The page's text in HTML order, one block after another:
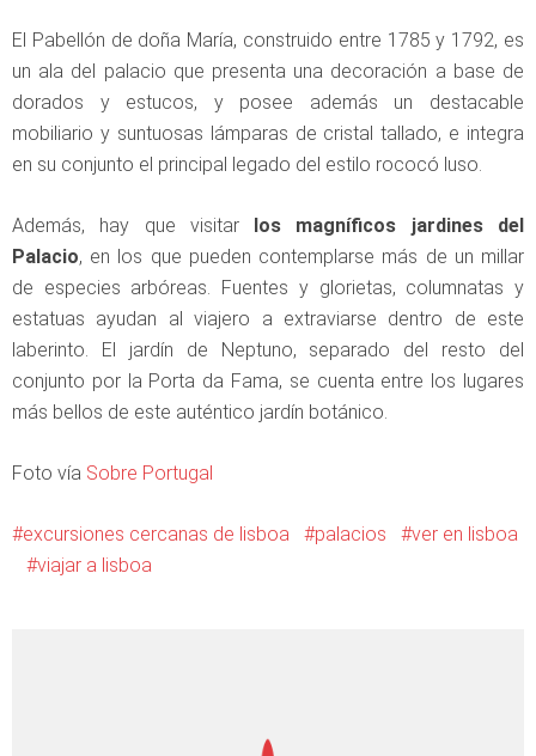
El Pabellón de doña María, construido entre 1785 y 1792, es
un ala del palacio que presenta una decoración a base de
dorados y estucos, y posee además un destacable
mobiliario y suntuosas lámparas de cristal tallado, e integra
en su conjunto el principal legado del estilo rococó luso.
Además, hay que visitar
los magníficos jardines del
Palacio, en los que pueden contemplarse más de un millar
de especies arbóreas. Fuentes y glorietas, columnatas y
estatuas ayudan al viajero a extraviarse dentro de este
laberinto. El jardín de Neptuno, separado del resto del
conjunto por la Porta da Fama, se cuenta entre los lugares
más bellos de este auténtico jardín botánico.
Foto vía Sobre Portugal
excursiones cercanas de lisboa palacios
ver en lisboa
viajar a lisboa